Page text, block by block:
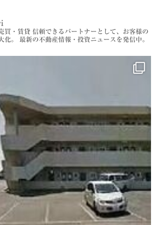
買・賃貸 信頼できるパートナーとして、お客様の
化。
最新の不動産情報・投資ニュースを発信中。